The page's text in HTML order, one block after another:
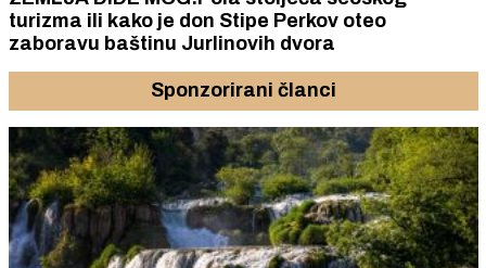
turizma ili kako je don Stipe Perkov oteo
zaboravu baštinu Jurlinovih dvora
Sponzorirani članci